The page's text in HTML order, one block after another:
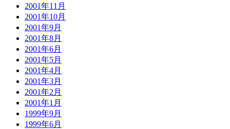
2001年11月
2001年10月
2001年9月
2001年8月
2001年6月
2001年5月
2001年4月
2001年3月
2001年2月
2001年1月
1999年9月
1999年6月